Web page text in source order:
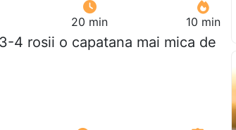
20 min 10 min
4 rosii o capatana mai mica de